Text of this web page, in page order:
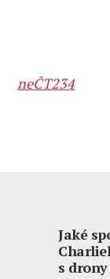
neČT234
Jaké
s